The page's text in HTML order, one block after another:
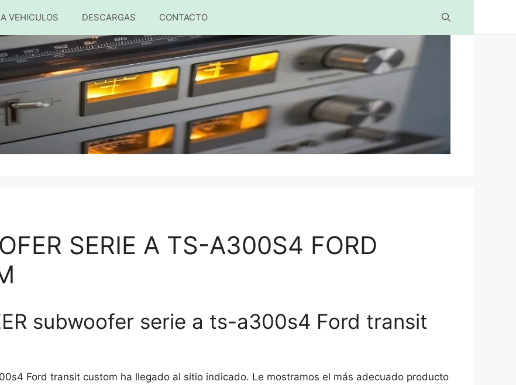
VEHICULOS DESCARGAS CONTACTO
SERIE A TS-A300S4 FORD
subwoofer serie a ts-a300s4 Ford transit
Ford transit custom ha llegado al sitio indicado. Le mostramos el más adecuado producto